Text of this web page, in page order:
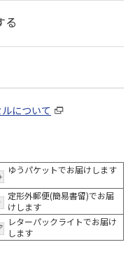
る
について
ゆうパケットでお届けします
定形外郵便(簡易書留)でお届
けします
レターパックライトでお届け
します